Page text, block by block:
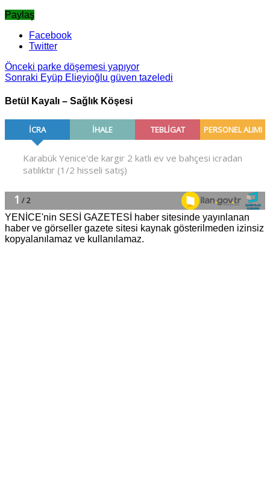
Paylaş
Facebook
Twitter
Önceki parke döşemesi yapıyor
Sonraki Eyüp Elieyioğlu güven tazeledi
Betül Kayalı – Sağlık Köşesi
YENİCE'nin SESİ GAZETESİ haber sitesinde yayınlanan
haber ve görseller gazete sitesi kaynak gösterilmeden izinsiz
kopyalanılamaz ve kullanılamaz.